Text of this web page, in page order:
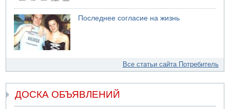
Последнее согласие на жизнь
Все статьи сайта Потребитель
ДОСКА ОБЪЯВЛЕНИЙ